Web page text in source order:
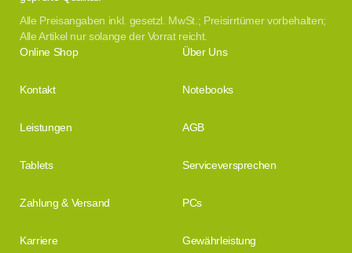
Alle Preisangaben inkl. gesetzl. MwSt.; Preisirrtümer vorbehalten;
Alle Artikel nur solange der Vorrat reicht.
Online Shop Über Uns
Kontakt Notebooks
Leistungen AGB
Tablets Serviceversprechen
Zahlung & Versand PCs
Karriere Gewährleistung